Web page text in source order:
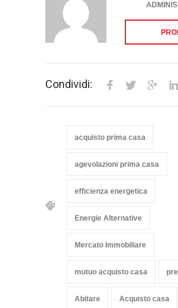
Condividi:
acquisto prima casa
agevolazioni prima casa
efficienza energetica
Energie Alternative
Mercato Immobiliare
mutuo acquisto casa
Abitare Acquisto casa